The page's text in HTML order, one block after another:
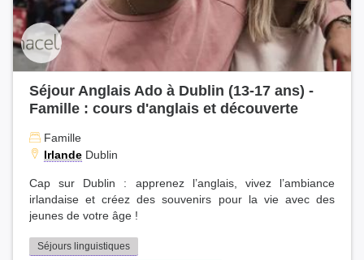
Séjour Anglais Ado à Dublin (13-17 ans) -
Famille : cours d'anglais et découverte
Famille
Irlande Dublin
Cap sur Dublin : apprenez l’anglais, vivez l’ambiance
irlandaise et créez des souvenirs pour la vie avec des
jeunes de votre âge !
Séjours linguistiques